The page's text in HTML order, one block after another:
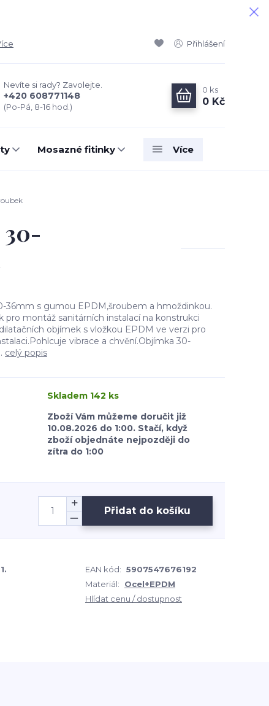
Přihlášení
Nevíte si rady? Zavolejte.
+420 608771148
(Po-Pá, 8-16 hod.)
0 ks
0 Kč
Mosazné fitinky Více
30-
36mm s gumou EPDM,šroubem a hmoždinkou.
pro montáž sanitárních instalací na konstrukci
objímek s vložkou EPDM ve verzi pro
vibrace a chvění.Objímka 30-
celý popis
Skladem 142 ks
Zboží Vám můžeme doručit již
10.08.2026 do 1:00. Stačí, když
zboží objednáte nejpozději do
zítra do 1:00
Přidat do košíku
EAN kód: 5907547676192
Materiál:
Ocel+EPDM
Hlídat cenu / dostupnost